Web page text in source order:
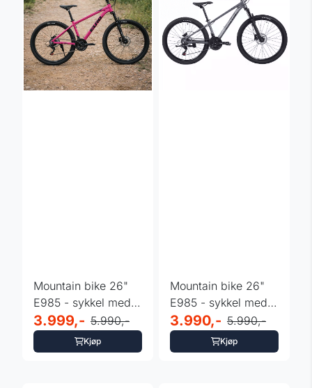
Mountain bike 26"
E985 - sykkel med
24 gir - rosa
3.999,- 5.990,-
Kjøp
Mountain bike 26"
E985 - sykkel med
24 gir - grå
3.990,- 5.990,-
Kjøp